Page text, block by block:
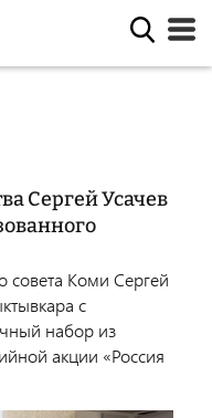
Сергей Усачев
совета Коми Сергей
с
набор из
акции «Россия